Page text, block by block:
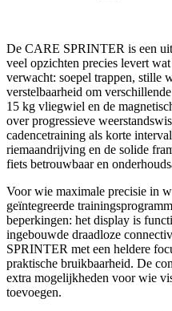
De CARE SPRINTER is een
veel opzichten precies levert
verwacht: soepel trappen, stille
verstelbaarheid om
15 kg vliegwiel en de
over progressieve
cadencetraining als korte
riemaandrijving en de solide
fiets betrouwbaar en
Voor wie maximale precisie in
geïntegreerde
beperkingen: het display is
ingebouwde draadloze
SPRINTER met een heldere
praktische bruikbaarheid. De
extra mogelijkheden voor wie
toevoegen.